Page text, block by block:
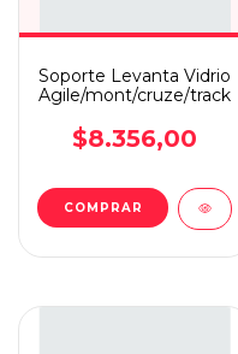
Soporte Levanta Vidrio
Agile/mont/cruze/tracker
$8.356,00
COMPRAR